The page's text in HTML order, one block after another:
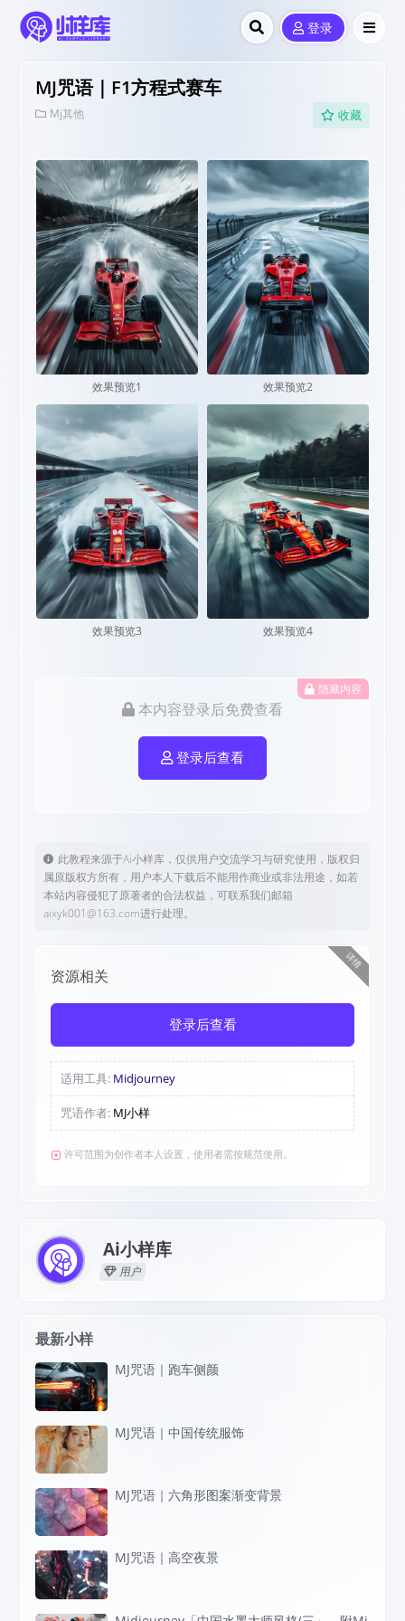
登录
MJ咒语｜F1方程式赛车
Mj其他 收藏
效果预览1 效果预览2
效果预览3 效果预览4
隐藏内容
本内容登录后免费查看
登录后查看
此教程来源于Ai小样库，仅供用户交流学习与研究使用，版权归
属原版权方所有，用户本人下载后不能用作商业或非法用途，如若
本站内容侵犯了原著者的合法权益，可联系我们邮箱
aixyk001@163.com进行处理。
详情
资源相关
登录后查看
适用工具: Midjourney
咒语作者: MJ小样
许可范围为创作者本人设置，使用者需按规范使用。
Ai小样库
用户
最新小样
MJ咒语｜跑车侧颜
MJ咒语｜中国传统服饰
MJ咒语｜六角形图案渐变背景
MJ咒语｜高空夜景